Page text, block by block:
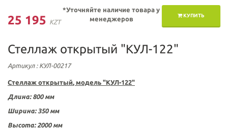
25 195 KZT
КУПИТЬ
*Уточняйте наличие товара у
менеджеров
Стеллаж открытый "КУЛ-122"
Артикул: КУЛ-00217
Стеллаж открытый, модель "КУЛ-122"
Длина:800 мм
Ширина: 350 мм
Высота:2000 мм